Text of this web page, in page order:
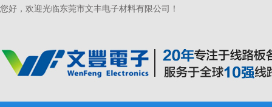
您好，欢迎光临东莞市文丰电子材料有限公司！